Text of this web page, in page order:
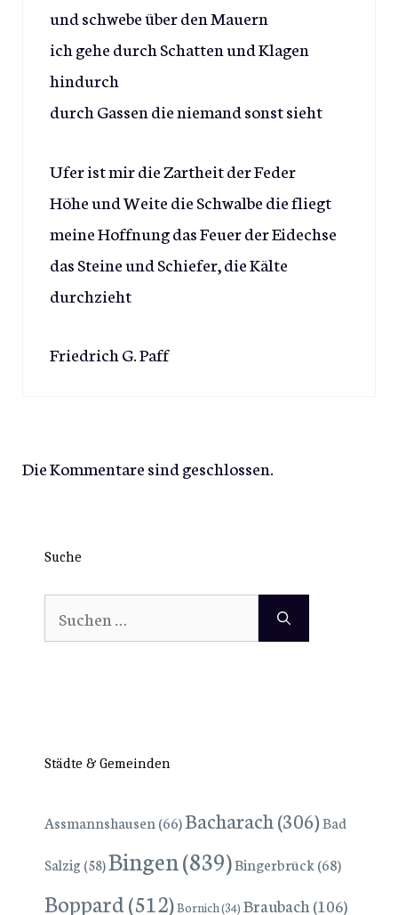
und schwebe über den Mauern
ich gehe durch Schatten und Klagen
hindurch
durch Gassen die niemand sonst sieht
Ufer ist mir die Zartheit der Feder
Höhe und Weite die Schwalbe die fliegt
meine Hoffnung das Feuer der Eidechse
das Steine und Schiefer, die Kälte
durchzieht
Friedrich G. Paff
Die Kommentare sind geschlossen.
Suche
Suchen
nach:
Städte & Gemeinden
Assmannshausen (66)Bacharach(306)Bad
Salzig(58)Bingen(839)Bingerbrück(68)
Boppard(512)Bornich(34) Braubach(106)